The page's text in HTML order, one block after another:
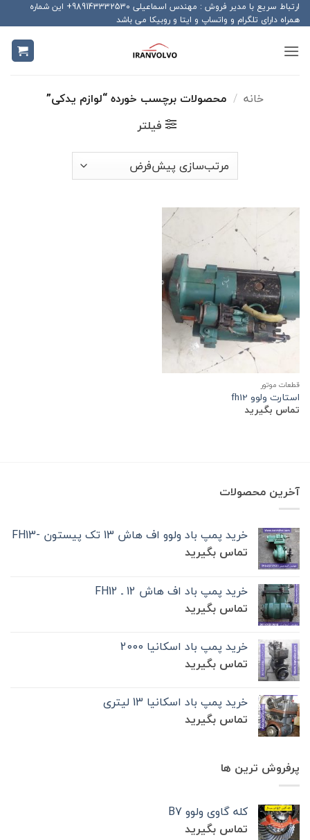
Skip
to
content
ارتباط سریع با مدیر فروش : مهندس اسماعیلی 989143332530+ این شماره
همراه دارای تلگرام و واتساپ و ایتا و روبیکا می باشد
خانه / محصولات برچسب خورده “لوازم یدکی”
فیلتر
قطعات موتور
استارت ولوو fh12
تماس بگیرید
آخرین محصولات
خرید پمپ باد ولوو اف هاش 13 تک‌ پیستون -FH13
تماس بگیرید
خرید پمپ باد اف هاش 12 ـ FH12
تماس بگیرید
خرید پمپ باد اسکانیا 2000
تماس بگیرید
خرید پمپ باد اسکانیا 13 لیتری
تماس بگیرید
پرفروش ترین ها
کله گاوی ولوو B7
تماس بگیرید